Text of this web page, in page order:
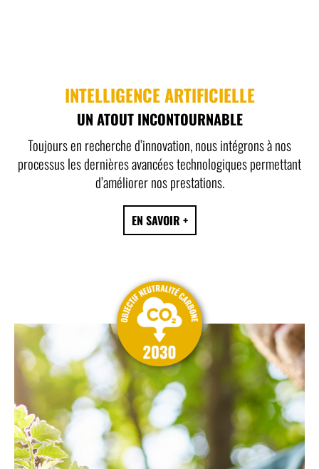
INTELLIGENCE ARTIFICIELLE
UN ATOUT INCONTOURNABLE
Toujours en recherche d’innovation, nous intégrons à nos
processus les dernières avancées technologiques permettant
d’améliorer nos prestations.
EN SAVOIR +